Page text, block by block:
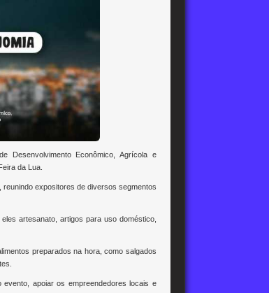
Desenvolvimento Econômico, Agrícola e
da Lua.
expositores de diversos segmentos
artesanato, artigos para uso doméstico,
preparados na hora, como salgados
apoiar os empreendedores locais e